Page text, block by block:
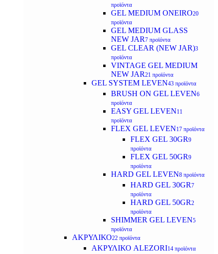
προϊόντα
GEL MEDIUM ONEIRO20
προϊόντα
GEL MEDIUM GLASS
NEW JAR7 προϊόντα
GEL CLEAR (NEW JAR)3
προϊόντα
VINTAGE GEL MEDIUM
NEW JAR21 προϊόντα
GEL SYSTEM LEVEN43 προϊόντα
BRUSH ON GEL LEVEN6
προϊόντα
EASY GEL LEVEN11
προϊόντα
FLEX GEL LEVEN17 προϊόντα
FLEX GEL 30GR9
προϊόντα
FLEX GEL 50GR9
προϊόντα
HARD GEL LEVEN8 προϊόντα
HARD GEL 30GR7
προϊόντα
HARD GEL 50GR2
προϊόντα
SHIMMER GEL LEVEN5
προϊόντα
ΑΚΡΥΛΙΚΟ22 προϊόντα
ΑΚΡΥΛΙΚΟ ALEZORI14 προϊόντα